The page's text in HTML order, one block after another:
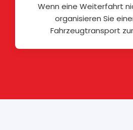
Wenn eine Weiterfahrt
organisieren Sie
Fahrzeugtransport